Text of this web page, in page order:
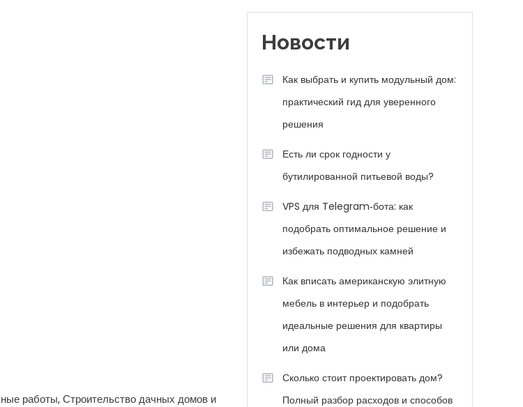
работы, Строительство дачных домов и
Новости
Как выбрать и купить модульный дом:
практический гид для уверенного
решения
Есть ли срок годности у
бутилированной питьевой воды?
VPS для Telegram‑бота: как
подобрать оптимальное решение и
избежать подводных камней
Как вписать американскую элитную
мебель в интерьер и подобрать
идеальные решения для квартиры
или дома
Сколько стоит проектировать дом?
Полный разбор расходов и способов